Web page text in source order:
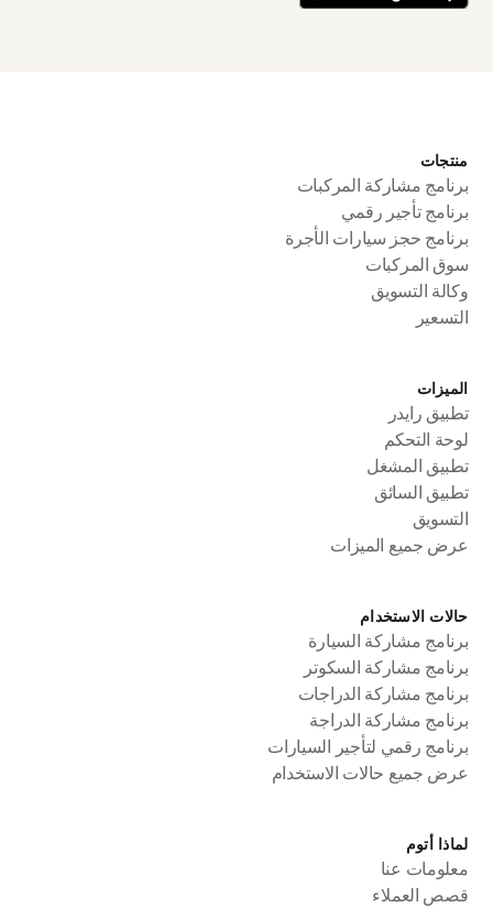
منتجات
برنامج مشاركة المركبات
برنامج تأجير رقمي
برنامج حجز سيارات الأجرة
سوق المركبات
وكالة التسويق
التسعير
الميزات
تطبيق رايدر
لوحة التحكم
تطبيق المشغل
تطبيق السائق
التسويق
عرض جميع الميزات
حالات الاستخدام
برنامج مشاركة السيارة
برنامج مشاركة السكوتر
برنامج مشاركة الدراجات
برنامج مشاركة الدراجة
برنامج رقمي لتأجير السيارات
عرض جميع حالات الاستخدام
لماذا أتوم
معلومات عنا
قصص العملاء